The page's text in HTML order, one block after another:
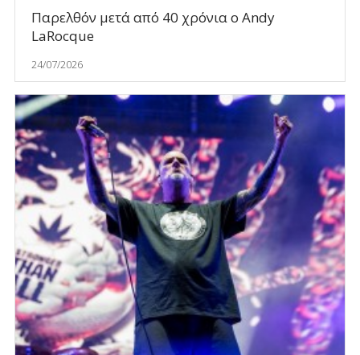
Παρελθόν μετά από 40 χρόνια ο Andy
LaRocque
24/07/2026